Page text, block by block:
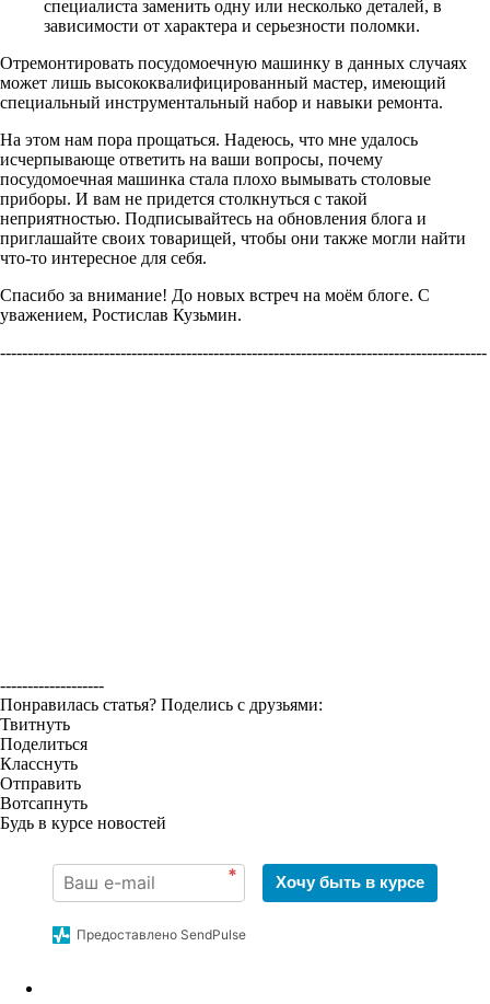
специалиста заменить одну или несколько деталей, в
зависимости от характера и серьезности поломки.
Отремонтировать посудомоечную машинку в данных случаях
может лишь высококвалифицированный мастер, имеющий
специальный инструментальный набор и навыки ремонта.
На этом нам пора прощаться. Надеюсь, что мне удалось
исчерпывающе ответить на ваши вопросы, почему
посудомоечная машинка стала плохо вымывать столовые
приборы. И вам не придется столкнуться с такой
неприятностью. Подписывайтесь на обновления блога и
приглашайте своих товарищей, чтобы они также могли найти
что-то интересное для себя.
Спасибо за внимание! До новых встреч на моём блоге. С
уважением, Ростислав Кузьмин.
-----------------------------------------------------------------------------------------
-------------------
Понравилась статья? Поделись с друзьями:
Твитнуть
Поделиться
Класснуть
Отправить
Вотсапнуть
Будь в курсе новостей
* Хочу быть в курсе
Предоставлено SendPulse